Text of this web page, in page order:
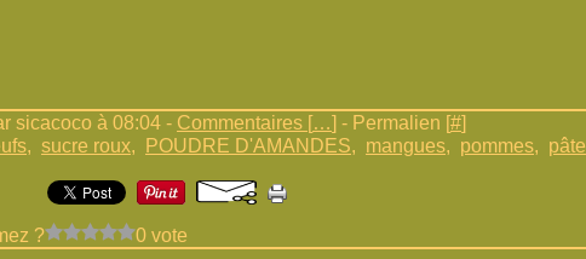
sicacoco à 08:04 - Commentaires […] - Permalien [#]
,sucre roux, POUDRE D'AMANDES, mangues, pommes, pâte
? 0 vote